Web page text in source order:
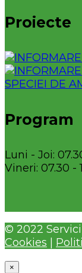
Proiecte
Program
Luni - Joi:
Vineri: 07.30 -
© 2022
Cookies
×